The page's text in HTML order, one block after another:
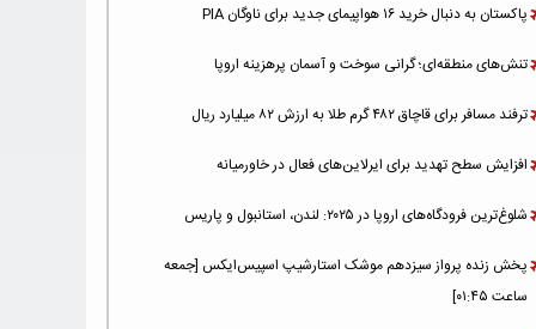
پاکستان به دنبال خرید ۱۶ هواپیمای جدید برای ناوگان PIA
تنش‌های منطقه‌ای؛ گرانی سوخت و آسمان پرهزینه اروپا
ترفند مسافر برای قاچاق ۴۸۲ گرم طلا به ارزش ۸۲ میلیارد ریال
افزایش سطح تهدید برای ایرلاین‌های فعال در خاورمیانه
شلوغ‌ترین فرودگاه‌های اروپا در ۲۰۲۵: لندن، استانبول و پاریس
پخش زنده پرواز سیزدهم موشک استارشیپ اسپیس‌ایکس [جمعه
ساعت ۰۱:۴۵]